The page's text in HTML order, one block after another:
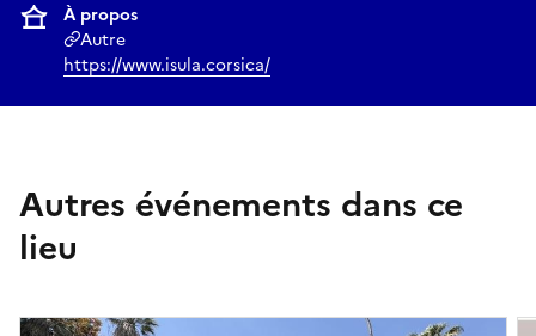
À propos
Autre
https://www.isula.corsica/
Autres événements dans ce
lieu